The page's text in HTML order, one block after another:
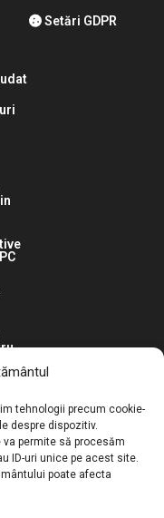
tehnologii precum cookie-
despre dispozitiv.
permite să procesăm
ID-uri unice pe acest site.
poate afecta
Setări GDPR